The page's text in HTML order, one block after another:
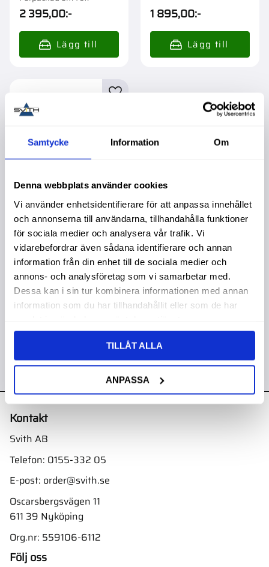
Samtycke Information Om
Denna webbplats använder cookies
Vi använder enhetsidentifierare för att anpassa innehållet
och annonserna till användarna, tillhandahålla funktioner
för sociala medier och analysera vår trafik. Vi
vidarebefordrar även sådana identifierare och annan
information från din enhet till de sociala medier och
annons- och analysföretag som vi samarbetar med.
Dessa kan i sin tur kombinera informationen med annan
information som du har tillhandahållit eller som de har
TILLÅT ALLA
ANPASSA
2 395,00:- 1 895,00:-
Startmotor Kymco
Mxu 500Cc
Köpa större mängd?
Förpackad om 1 st.
3 495,00:-
Kontakt
Svith AB
Telefon: 0155-332 05
E-post: order@svith.se
Oscarsbergsvägen 11
611 39 Nyköping
Org.nr: 559106-6112
Följ oss